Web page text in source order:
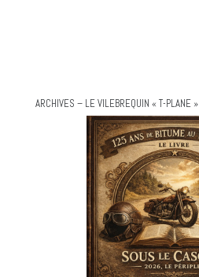
ARCHIVES – LE VILEBREQUIN « T-PLANE »